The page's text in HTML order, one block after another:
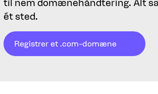
til nem domænehåndtering. Alt
ét sted.
Registrer et .com-domæne